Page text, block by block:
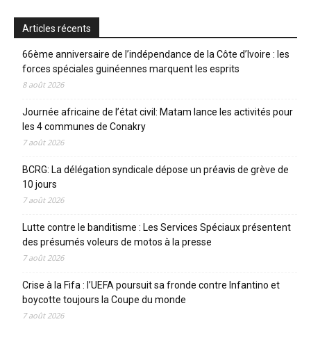
Articles récents
66ème anniversaire de l’indépendance de la Côte d’Ivoire : les
forces spéciales guinéennes marquent les esprits
8 août 2026
Journée africaine de l’état civil: Matam lance les activités pour
les 4 communes de Conakry
7 août 2026
BCRG: La délégation syndicale dépose un préavis de grève de
10 jours
7 août 2026
Lutte contre le banditisme : Les Services Spéciaux présentent
des présumés voleurs de motos à la presse
7 août 2026
Crise à la Fifa : l’UEFA poursuit sa fronde contre Infantino et
boycotte toujours la Coupe du monde
7 août 2026